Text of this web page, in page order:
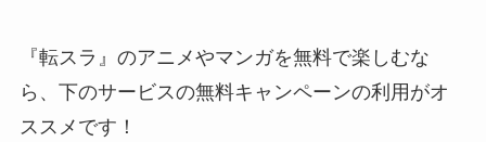
『転スラ』のアニメやマンガを無料で楽しむな
ら、下のサービスの無料キャンペーンの利用がオ
ススメです！